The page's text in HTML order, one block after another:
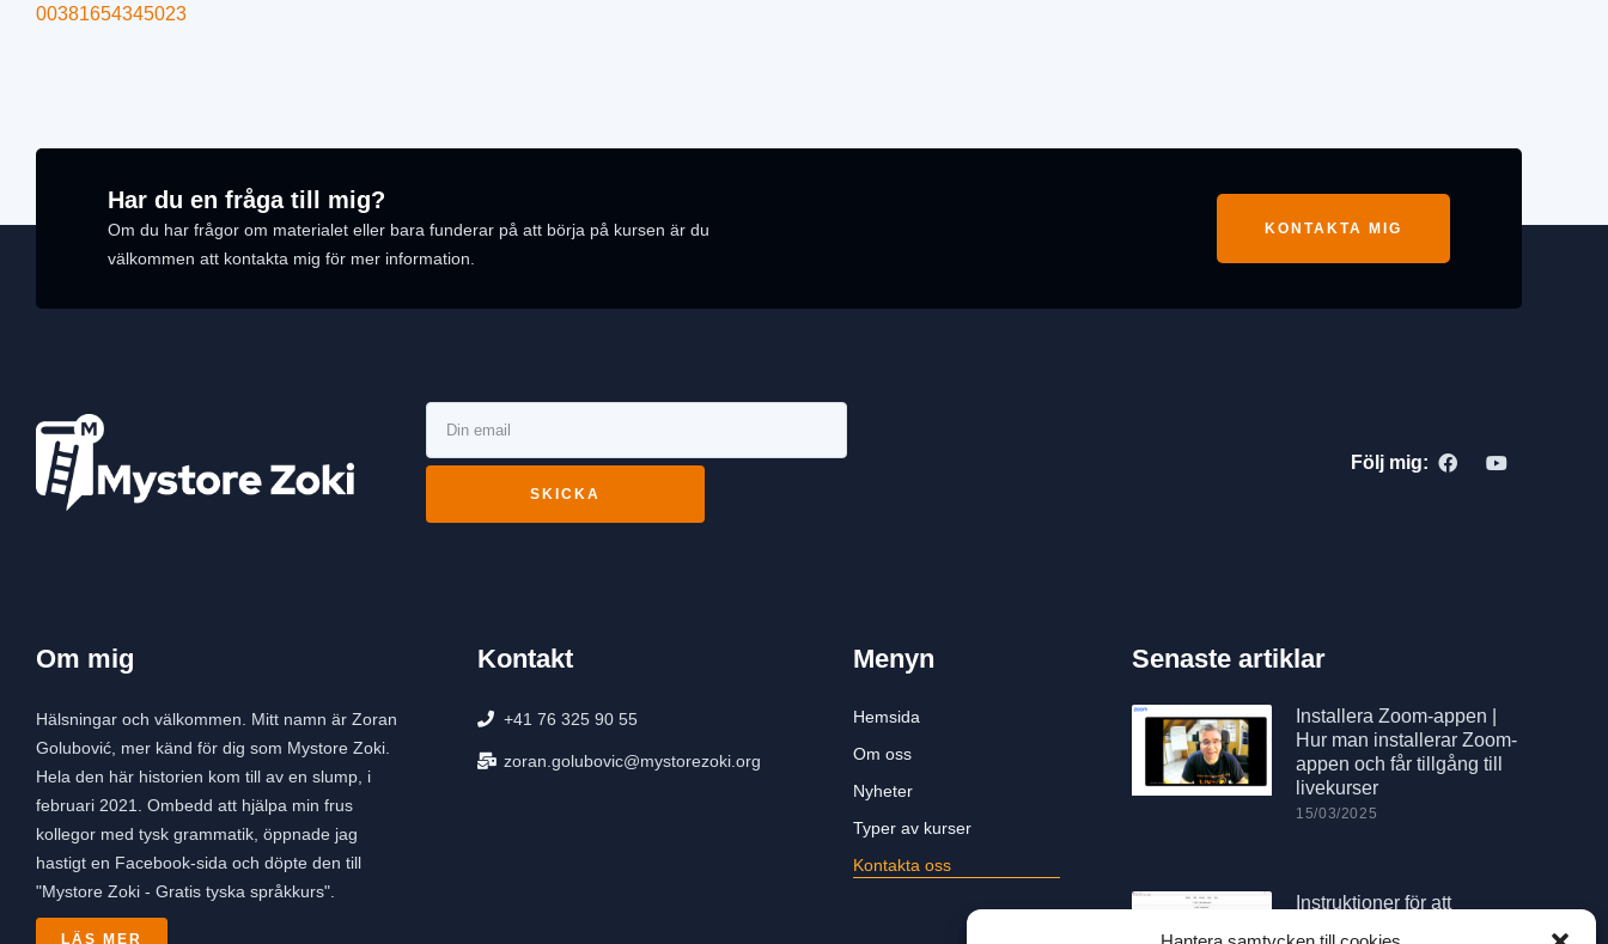
00381654345023
Har du en fråga till mig?
Om du har frågor om materialet eller bara funderar på att börja på kursen är du
välkommen att kontakta mig för mer information.
KONTAKTA MIG
SKICKA
Följ mig:
Om mig
Hälsningar och välkommen. Mitt namn är Zoran
Golubović, mer känd för dig som Mystore Zoki.
Hela den här historien kom till av en slump, i
februari 2021. Ombedd att hjälpa min frus
kollegor med tysk grammatik, öppnade jag
hastigt en Facebook-sida och döpte den till
"Mystore Zoki - Gratis tyska språkkurs".
LÄS MER
Kontakt
+41 76 325 90 55
zoran.golubovic@mystorezoki.org
Menyn
Hemsida
Om oss
Nyheter
Typer av kurser
Kontakta oss
Senaste artiklar
Installera Zoom-appen |
Hur man installerar Zoom-
appen och får tillgång till
livekurser
15/03/2025
Instruktioner för att